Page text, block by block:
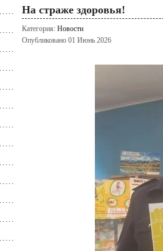
На страже здоровья!
Категория: Новости
Опубликовано 01 Июнь 2026